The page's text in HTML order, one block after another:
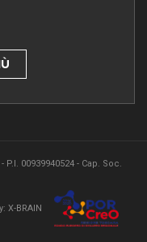
00939940524 - Cap. Soc.
X-BRAIN